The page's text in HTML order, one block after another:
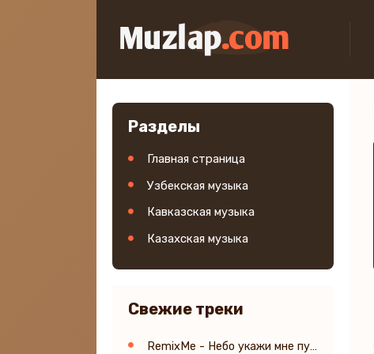
Разделы
Главная страница
Узбекская музыка
Кавказская музыка
Казахская музыка
Свежие треки
RemixMe - Небо укажи мне путь